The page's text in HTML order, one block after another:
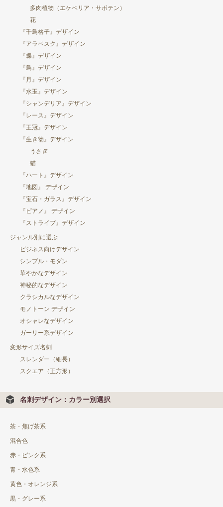
多肉植物（エケベリア・サボテン）
花
『千鳥格子』デザイン
『アラベスク』デザイン
『蝶』デザイン
『鳥』デザイン
『月』デザイン
『水玉』デザイン
『シャンデリア』デザイン
『レース』デザイン
『王冠』デザイン
『生き物』デザイン
うさぎ
猫
『ハート』デザイン
『地図』 デザイン
『宝石・ガラス』デザイン
『ピアノ』 デザイン
『ストライプ』デザイン
ジャンル別に選ぶ
ビジネス向けデザイン
シンプル・モダン
華やかなデザイン
神秘的なデザイン
クラシカルなデザイン
モノトーン デザイン
オシャレなデザイン
ガーリー系デザイン
変形サイズ名刺
スレンダー（細長）
スクエア（正方形）
名刺デザイン：カラー別選択
茶・焦げ茶系
混合色
赤・ピンク系
青・水色系
黄色・オレンジ系
黒・グレー系